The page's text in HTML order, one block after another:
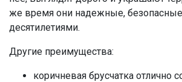
же время они надежные,
десятилетиями.
Другие преимущества:
коричневая брусчатка отлично